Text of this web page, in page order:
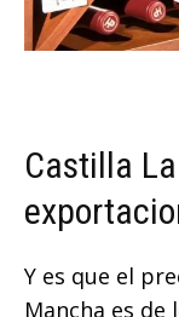
Castilla
Y es que el
Mancha es de